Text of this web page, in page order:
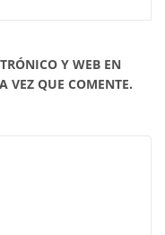
Y WEB EN
VEZ QUE COMENTE.